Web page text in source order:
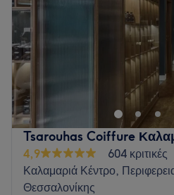
Σάββατο
Κυριακή
Το Teni Hair βρίσκεται στην
προσφέρει μια μεγάλη γκάμα
Go to
Tsarouhas Coiffure
4,9
604 κριτικές
Καλαμαριά Κέντρο,
Θεσσαλονίκης